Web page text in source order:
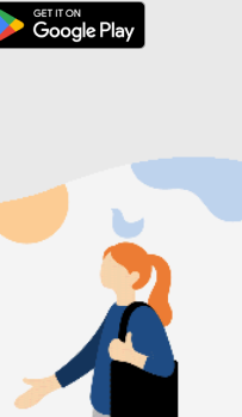
Store からダウンロード